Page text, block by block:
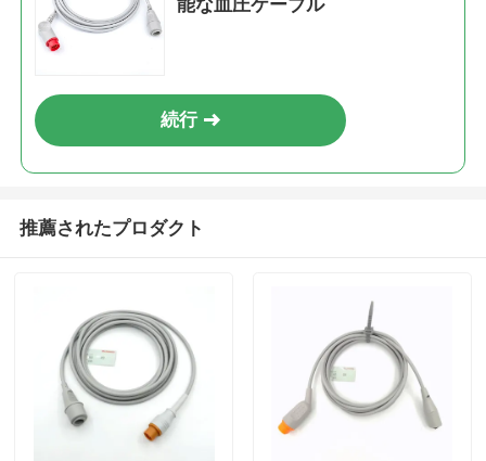
能な血圧ケーブル
続行
推薦されたプロダクト